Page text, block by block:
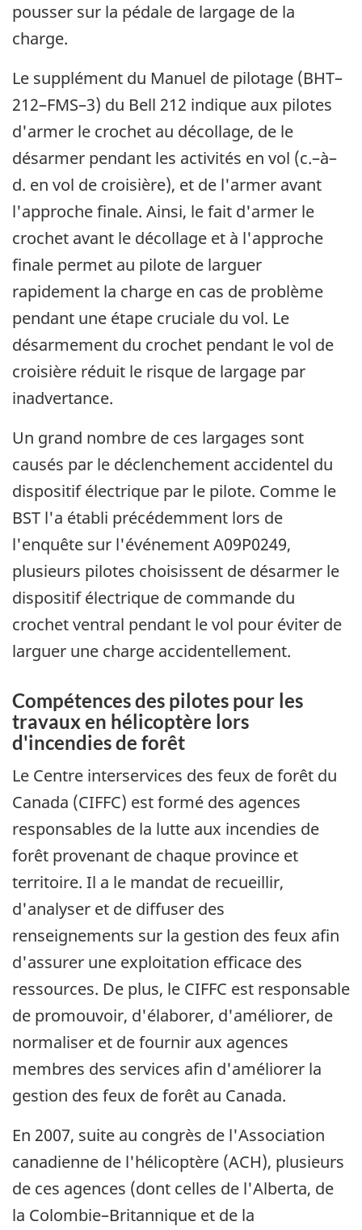
pousser sur la pédale de largage de la
charge.
Le supplément du Manuel de pilotage (BHT–
212–FMS–3) du Bell 212 indique aux pilotes
d'armer le crochet au décollage, de le
désarmer pendant les activités en vol (c.–à–
d. en vol de croisière), et de l'armer avant
l'approche finale. Ainsi, le fait d'armer le
crochet avant le décollage et à l'approche
finale permet au pilote de larguer
rapidement la charge en cas de problème
pendant une étape cruciale du vol. Le
désarmement du crochet pendant le vol de
croisière réduit le risque de largage par
inadvertance.
Un grand nombre de ces largages sont
causés par le déclenchement accidentel du
dispositif électrique par le pilote. Comme le
BST l'a établi précédemment lors de
l'enquête sur l'événement A09P0249,
plusieurs pilotes choisissent de désarmer le
dispositif électrique de commande du
crochet ventral pendant le vol pour éviter de
larguer une charge accidentellement.
Compétences des pilotes pour les
travaux en hélicoptère lors
d'incendies de forêt
Le Centre interservices des feux de forêt du
Canada (CIFFC) est formé des agences
responsables de la lutte aux incendies de
forêt provenant de chaque province et
territoire. Il a le mandat de recueillir,
d'analyser et de diffuser des
renseignements sur la gestion des feux afin
d'assurer une exploitation efficace des
ressources. De plus, le CIFFC est responsable
de promouvoir, d'élaborer, d'améliorer, de
normaliser et de fournir aux agences
membres des services afin d'améliorer la
gestion des feux de forêt au Canada.
En 2007, suite au congrès de l'Association
canadienne de l'hélicoptère (ACH), plusieurs
de ces agences (dont celles de l'Alberta, de
la Colombie–Britannique et de la